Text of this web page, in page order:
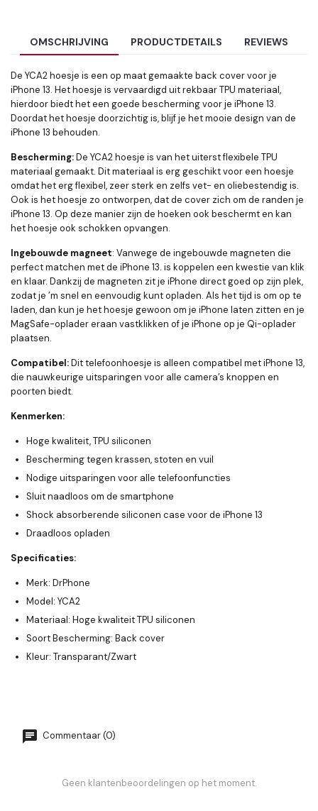
OMSCHRIJVING PRODUCTDETAILS REVIEWS
De YCA2 hoesje is een op maat gemaakte back cover voor je
iPhone 13. Het hoesje is vervaardigd uit rekbaar TPU materiaal,
hierdoor biedt het een goede bescherming voor je iPhone 13.
Doordat het hoesje doorzichtig is, blijf je het mooie design van de
iPhone 13 behouden.
Bescherming:De YCA2hoesje is van het uiterst flexibele TPU
materiaal gemaakt. Dit materiaal is erg geschikt voor een hoesje
omdat het erg flexibel, zeer sterk en zelfs vet- en oliebestendig is.
Ook is het hoesje zo ontworpen, dat de cover zich om de randen je
iPhone 13. Op deze manier zijn de hoeken ook beschermt en kan
het hoesje ook schokken opvangen.
Ingebouwde magneet: Vanwege de ingebouwde magneten die
perfect matchen met de iPhone 13. is koppelen een kwestie van klik
en klaar. Dankzij de magneten zit je iPhone direct goed op zijn plek,
zodat je ’m snel en eenvoudig kunt opladen. Als het tijd is om op te
laden, dan kun je het hoesje gewoon om je iPhone laten zitten en je
MagSafe-oplader eraan vastklikken of je iPhone op je Qi-oplader
plaatsen.
Compatibel:Dit telefoonhoesje is alleen compatibel met iPhone 13,
die nauwkeurige uitsparingen voor alle camera’s knoppen en
poorten biedt.
Kenmerken:
Hoge kwaliteit, TPU siliconen
Bescherming tegen krassen, stoten en vuil
Nodige uitsparingen voor alle telefoonfuncties
Sluit naadloos om de smartphone
Shock absorberende siliconen case voor de iPhone 13
Draadloos opladen
Specificaties:
Merk: DrPhone
Model: YCA2
Materiaal: Hoge kwaliteit TPU siliconen
Soort Bescherming: Back cover
Kleur: Transparant/Zwart
Commentaar (0)
Geen klantenbeoordelingen op het moment.